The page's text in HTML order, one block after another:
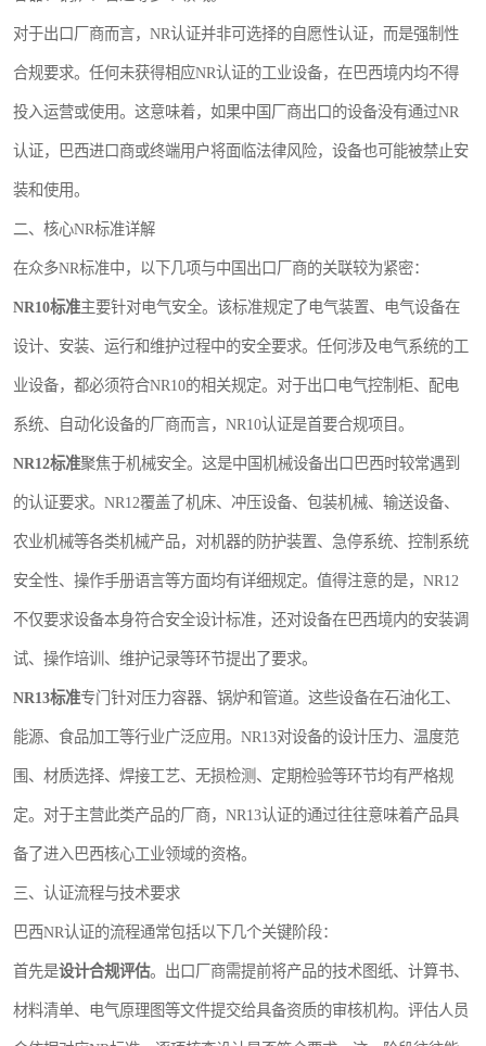
对于出口厂商而言，NR认证并非可选择的自愿性认证，而是强制性
合规要求。任何未获得相应NR认证的工业设备，在巴西境内均不得
投入运营或使用。这意味着，如果中国厂商出口的设备没有通过NR
认证，巴西进口商或终端用户将面临法律风险，设备也可能被禁止安
装和使用。
二、核心NR标准详解
在众多NR标准中，以下几项与中国出口厂商的关联较为紧密：
NR10标准主要针对电气安全。该标准规定了电气装置、电气设备在
设计、安装、运行和维护过程中的安全要求。任何涉及电气系统的工
业设备，都必须符合NR10的相关规定。对于出口电气控制柜、配电
系统、自动化设备的厂商而言，NR10认证是首要合规项目。
NR12标准聚焦于机械安全。这是中国机械设备出口巴西时较常遇到
的认证要求。NR12覆盖了机床、冲压设备、包装机械、输送设备、
农业机械等各类机械产品，对机器的防护装置、急停系统、控制系统
安全性、操作手册语言等方面均有详细规定。值得注意的是，NR12
不仅要求设备本身符合安全设计标准，还对设备在巴西境内的安装调
试、操作培训、维护记录等环节提出了要求。
NR13标准专门针对压力容器、锅炉和管道。这些设备在石油化工、
能源、食品加工等行业广泛应用。NR13对设备的设计压力、温度范
围、材质选择、焊接工艺、无损检测、定期检验等环节均有严格规
定。对于主营此类产品的厂商，NR13认证的通过往往意味着产品具
备了进入巴西核心工业领域的资格。
三、认证流程与技术要求
巴西NR认证的流程通常包括以下几个关键阶段：
首先是设计合规评估。出口厂商需提前将产品的技术图纸、计算书、
材料清单、电气原理图等文件提交给具备资质的审核机构。评估人员